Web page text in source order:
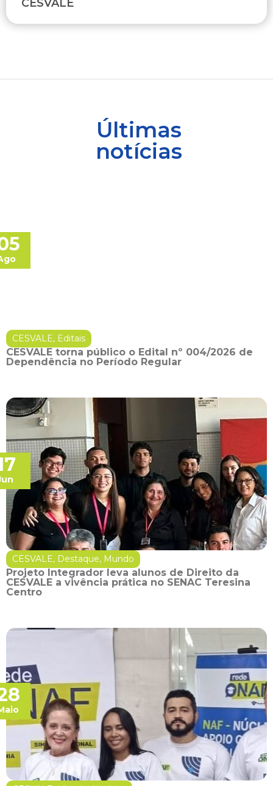
CESVALE
Últimas
notícias
CESVALE, Editais
CESVALE torna público o Edital nº 004/2026 de
Dependência no Período Regular
CESVALE, Destaque, Mundo
Projeto Integrador leva alunos de Direito da
CESVALE a vivência prática no SENAC Teresina
Centro